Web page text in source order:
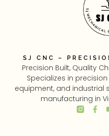
SJ CNC –
Precision Built, Quality
Specializes in
equipment, and
manufacturing in